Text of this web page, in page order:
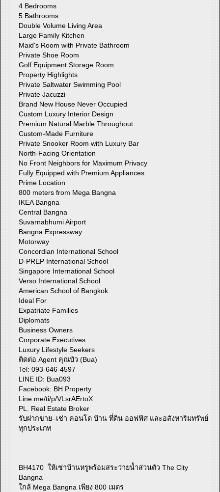
4 Bedrooms
5 Bathrooms
Double Volume Living Area
Large Family Kitchen
Maid's Room with Private Bathroom
Private Shoe Room
Golf Equipment Storage Room
Property Highlights
Private Saltwater Swimming Pool
Private Jacuzzi
Brand New House Never Occupied
Custom Luxury Interior Design
Premium Natural Marble Throughout
Custom-Made Furniture
Private Snooker Room with Luxury Bar
North-Facing Orientation
No Front Neighbors for Maximum Privacy
Fully Equipped with Premium Appliances
Prime Location
800 meters from Mega Bangna
IKEA Bangna
Central Bangna
Suvarnabhumi Airport
Bangna Expressway
Motorway
Concordian International School
D-PREP International School
Singapore International School
Verso International School
American School of Bangkok
Ideal For
Expatriate Families
Diplomats
Business Owners
Corporate Executives
Luxury Lifestyle Seekers
ติดต่อ Agent คุณบัว (Bua)
Tel: 093-646-4597
LINE ID: Bua093
Facebook: BH Property
Line.me/ti/p/VLsrAErtoX
PL. Real Estate Broker
รับฝากขาย–เช่า คอนโด บ้าน ที่ดิน ออฟฟิศ และอสังหาริมทรัพย์
ทุกประเภท
BH4170 ให้เช่าบ้านหรูพร้อมสระว่ายน้ำส่วนตัว The City
Bangna
ใกล้ Mega Bangna เพียง 800 เมตร